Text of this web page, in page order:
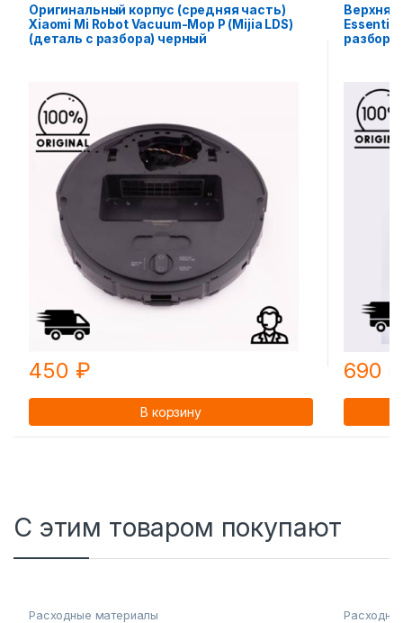
Оригинальный корпус (средняя часть)
Xiaomi Mi Robot Vacuum-Mop P (Mijia LDS)
(деталь с разбора) черный
450 ₽
В корзину
Essential
разбора
690 ₽
С этим товаром покупают
Расходные материалы